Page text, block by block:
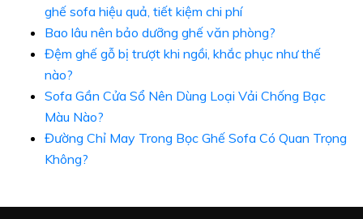
ghế sofa hiệu quả, tiết kiệm chi phí
Bao lâu nên bảo dưỡng ghế văn phòng?
Đệm ghế gỗ bị trượt khi ngồi, khắc phục như thế
nào?
Sofa Gần Cửa Sổ Nên Dùng Loại Vải Chống Bạc
Màu Nào?
Đường Chỉ May Trong Bọc Ghế Sofa Có Quan Trọng
Không?